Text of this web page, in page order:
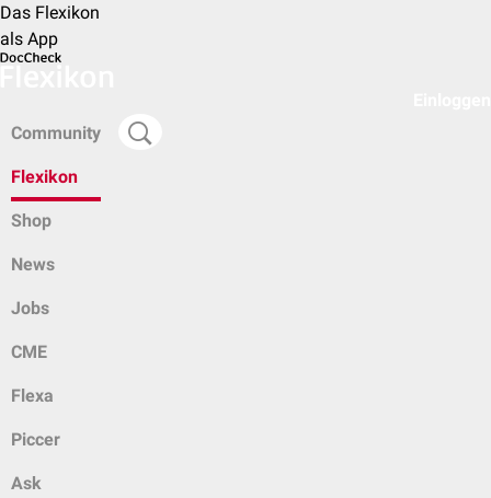
Das Flexikon
als App
Community
Flexikon
Shop
News
Jobs
CME
Flexa
Piccer
Ask